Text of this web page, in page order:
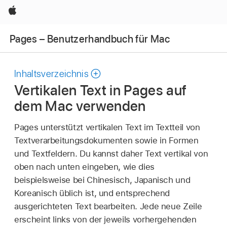
Apple
Pages – Benutzerhandbuch für Mac
Inhaltsverzeichnis
Vertikalen Text in Pages auf
dem Mac verwenden
Pages unterstützt vertikalen Text im Textteil von
Textverarbeitungsdokumenten sowie in Formen
und Textfeldern. Du kannst daher Text vertikal von
oben nach unten eingeben, wie dies
beispielsweise bei Chinesisch, Japanisch und
Koreanisch üblich ist, und entsprechend
ausgerichteten Text bearbeiten. Jede neue Zeile
erscheint links von der jeweils vorhergehenden